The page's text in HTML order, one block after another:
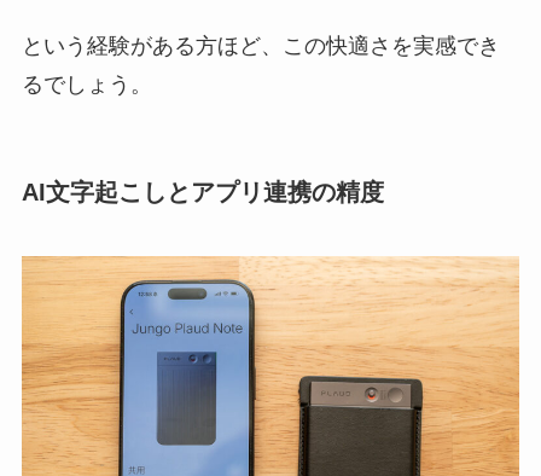
という経験がある方ほど、この快適さを実感でき
るでしょう。
AI文字起こしとアプリ連携の精度